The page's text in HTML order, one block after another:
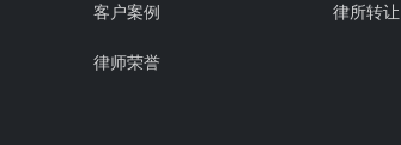
客户案例
律师荣誉
律所转让